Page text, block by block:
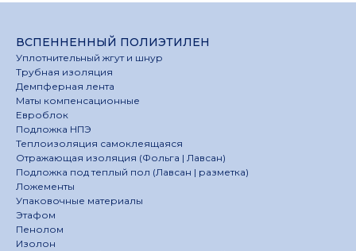
ВСПЕННЕННЫЙ ПОЛИЭТИЛЕН
Уплотнительный жгут и шнур
Трубная изоляция
Демпферная лента
Маты компенсационные
Евроблок
Подложка НПЭ
Теплоизоляция самоклеящаяся
Отражающая изоляция (Фольга | Лавсан)
Подложка под теплый пол (Лавсан | разметка)
Ложементы
Упаковочные материалы
Этафом
Пенолом
Изолон